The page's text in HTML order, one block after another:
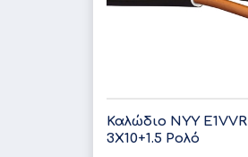
Καλώδιο NYY E1VVR
3X10+1.5 Ρολό